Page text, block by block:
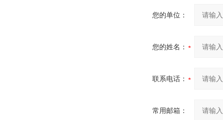
您的单位：
您的姓名：
联系电话：
常用邮箱：